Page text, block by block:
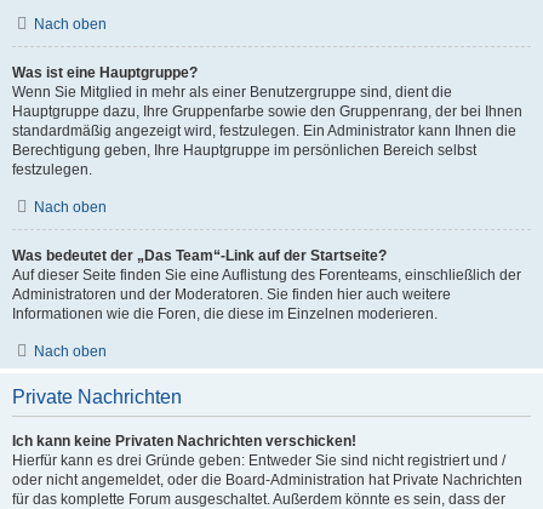
Nach oben
Was ist eine Hauptgruppe?
Wenn Sie Mitglied in mehr als einer Benutzergruppe sind, dient die
Hauptgruppe dazu, Ihre Gruppenfarbe sowie den Gruppenrang, der bei Ihnen
standardmäßig angezeigt wird, festzulegen. Ein Administrator kann Ihnen die
Berechtigung geben, Ihre Hauptgruppe im persönlichen Bereich selbst
festzulegen.
Nach oben
Was bedeutet der „Das Team“-Link auf der Startseite?
Auf dieser Seite finden Sie eine Auflistung des Forenteams, einschließlich der
Administratoren und der Moderatoren. Sie finden hier auch weitere
Informationen wie die Foren, die diese im Einzelnen moderieren.
Nach oben
Private Nachrichten
Ich kann keine Privaten Nachrichten verschicken!
Hierfür kann es drei Gründe geben: Entweder Sie sind nicht registriert und /
oder nicht angemeldet, oder die Board-Administration hat Private Nachrichten
für das komplette Forum ausgeschaltet. Außerdem könnte es sein, dass der